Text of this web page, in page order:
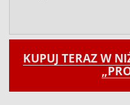
KUPUJ TERAZ W